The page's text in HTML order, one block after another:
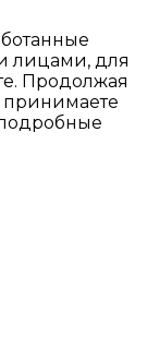
лицами, для
Продолжая
принимаете